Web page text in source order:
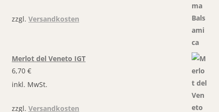
zzgl. Versandkosten
Merlot del Veneto IGT
6,70 €
inkl. MwSt.
zzgl. Versandkosten